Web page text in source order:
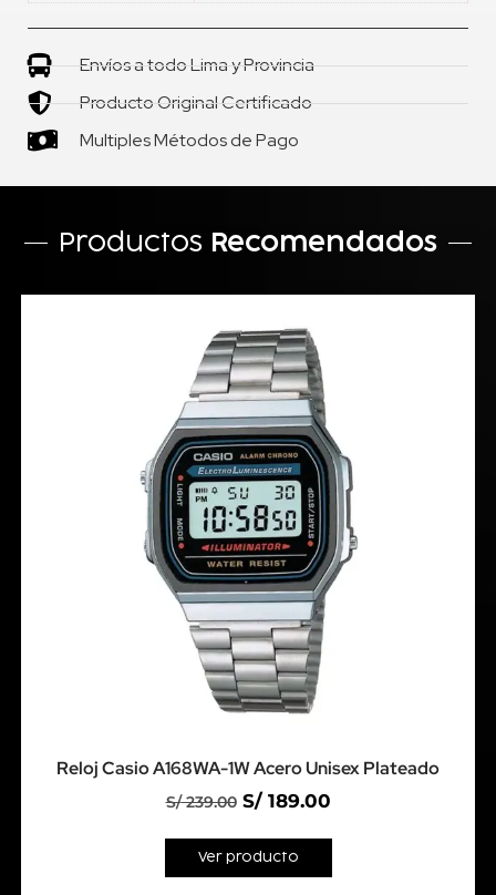
Envíos a todo Lima y Provincia
Producto Original Certificado
Multiples Métodos de Pago
Productos Recomendados
Reloj Casio A168WA-1W Acero Unisex Plateado
S/239.00 S/189.00
Ver producto